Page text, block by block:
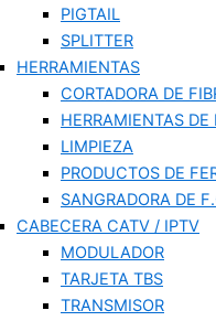
PIGTAIL
SPLITTER
HERRAMIENTAS
CORTADORA DE
HERRAMIENTAS
LIMPIEZA
PRODUCTOS DE
SANGRADORA DE
CABECERA CATV / IPTV
MODULADOR
TARJETA TBS
TRANSMISOR